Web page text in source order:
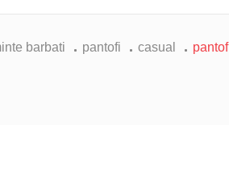
barbati pantofi casual